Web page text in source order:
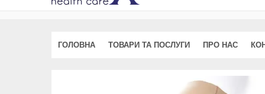
ГОЛОВНА ТОВАРИ ТА ПОСЛУГИ ПРО НАС